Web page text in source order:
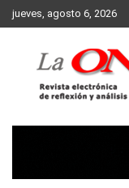
Skip
to
jueves, agosto 6, 2026